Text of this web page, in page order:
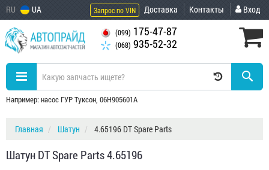
RU UA Запрос по VIN Доставка Контакты Вход
(099) 175-47-87
(068) 935-52-32
Например: насос ГУР Туксон, 06H905601A
Главная Шатун 4.65196 DT Spare Parts
Шатун DT Spare Parts 4.65196